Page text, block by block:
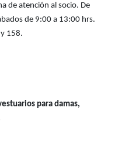
de atención al socio. De
de 9:00 a 13:00 hrs.
158.
para damas,